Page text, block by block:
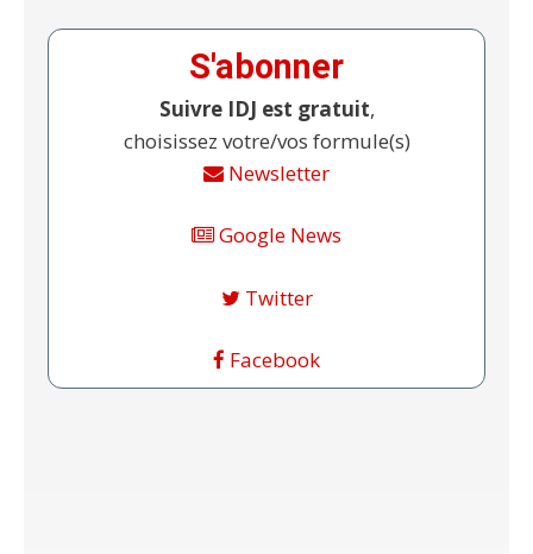
S'abonner
Suivre IDJ est gratuit,
choisissez votre/vos formule(s)
Newsletter
Google News
Twitter
Facebook